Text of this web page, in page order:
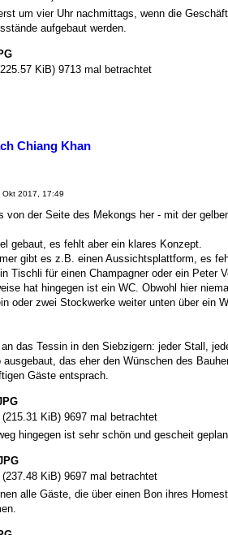
um vier Uhr nachmittags, wenn die
aufgebaut werden.
KiB) 9713 mal betrachtet
Chiang Khan
Okt 2017, 17:49
von der Seite des Mekongs her - mit der
gebaut, es fehlt aber ein klares Konzept.
gibt es z.B. einen Aussichtsplattform, es
Tischli für einen Champagner oder ein Peter
hat hingegen ist ein WC. Obwohl hier
oder zwei Stockwerke weiter unten über ein
das Tessin in den Siebzigern: jeder Stall,
das eher den Wünschen des
Gäste entsprach.
KiB) 9697 mal betrachtet
hingegen ist sehr schön und gescheit
KiB) 9697 mal betrachtet
alle Gäste, die über einen Bon ihres